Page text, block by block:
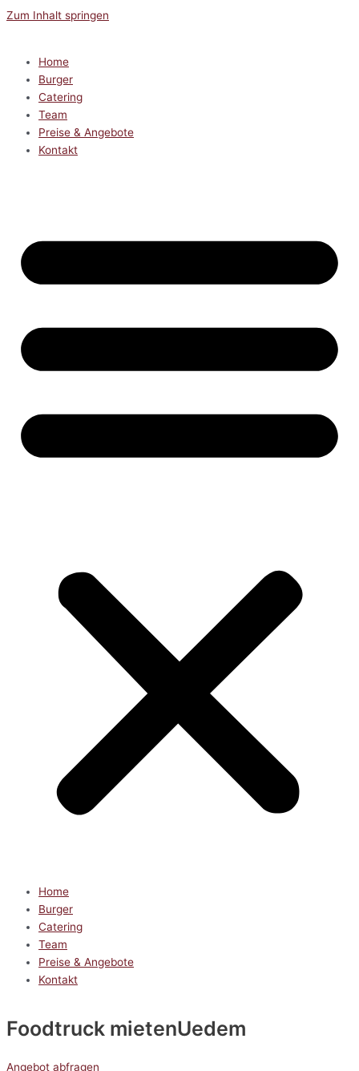
Zum Inhalt springen
Home
Burger
Catering
Team
Preise & Angebote
Kontakt
Home
Burger
Catering
Team
Preise & Angebote
Kontakt
Foodtruck mietenUedem
Angebot abfragen